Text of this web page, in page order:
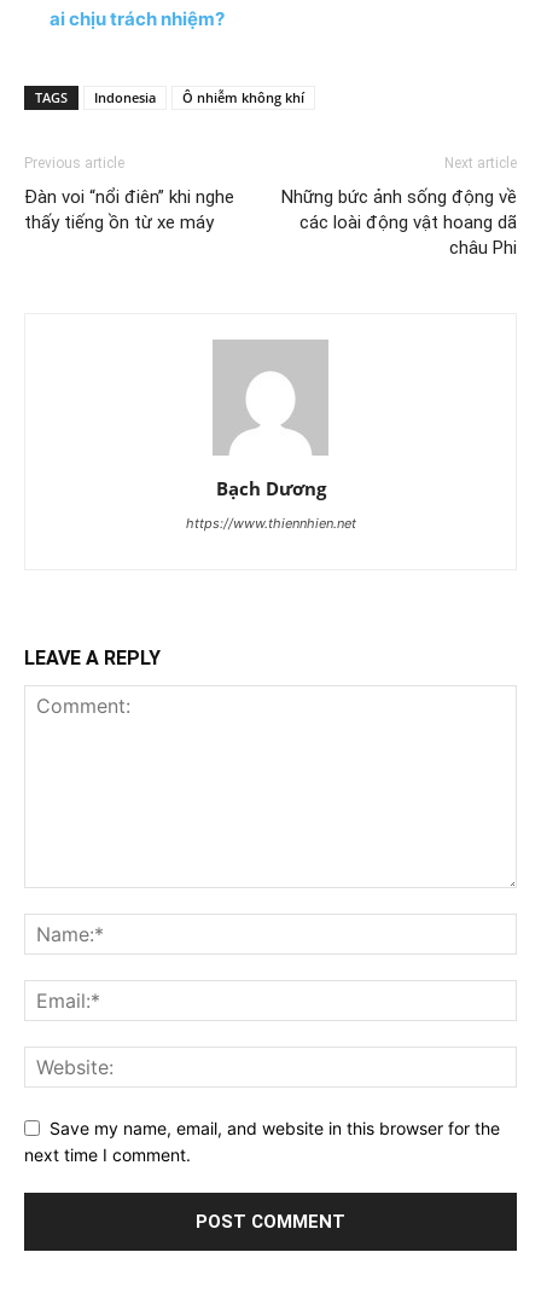
ai chịu trách nhiệm?
TAGS Indonesia Ô nhiễm không khí
Previous article
Đàn voi “nổi điên” khi nghe
thấy tiếng ồn từ xe máy
Next article
Những bức ảnh sống động về
các loài động vật hoang dã
châu Phi
Bạch Dương
https://www.thiennhien.net
LEAVE A REPLY
Save my name, email, and website in this browser for the
next time I comment.